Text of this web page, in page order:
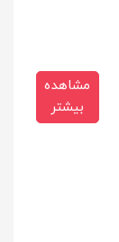
مشاهده
بیشتر